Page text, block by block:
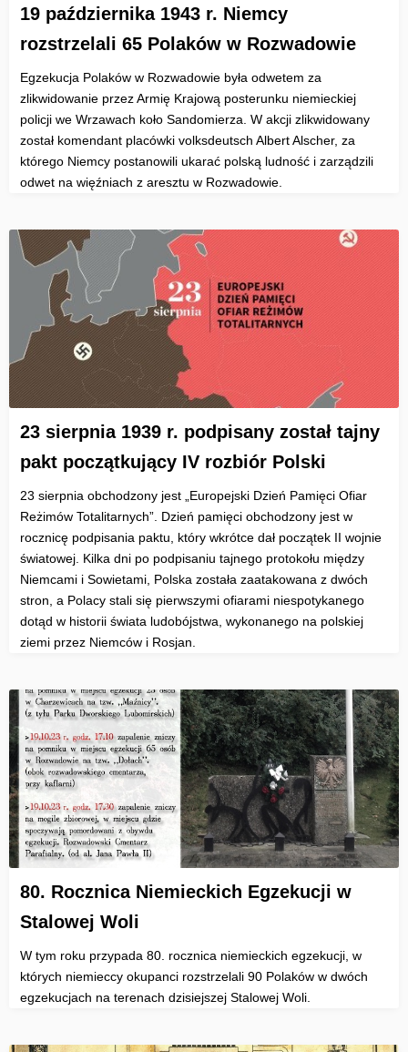
19 października 1943 r. Niemcy
rozstrzelali 65 Polaków w Rozwadowie
Egzekucja Polaków w Rozwadowie była odwetem za
zlikwidowanie przez Armię Krajową posterunku niemieckiej
policji we Wrzawach koło Sandomierza. W akcji zlikwidowany
został komendant placówki volksdeutsch Albert Alscher, za
którego Niemcy postanowili ukarać polską ludność i zarządzili
odwet na więźniach z aresztu w Rozwadowie.
23 sierpnia 1939 r. podpisany został tajny
pakt początkujący IV rozbiór Polski
23 sierpnia obchodzony jest „Europejski Dzień Pamięci Ofiar
Reżimów Totalitarnych”. Dzień pamięci obchodzony jest w
rocznicę podpisania paktu, który wkrótce dał początek II wojnie
światowej. Kilka dni po podpisaniu tajnego protokołu między
Niemcami i Sowietami, Polska została zaatakowana z dwóch
stron, a Polacy stali się pierwszymi ofiarami niespotykanego
dotąd w historii świata ludobójstwa, wykonanego na polskiej
ziemi przez Niemców i Rosjan.
80. Rocznica Niemieckich Egzekucji w
Stalowej Woli
W tym roku przypada 80. rocznica niemieckich egzekucji, w
których niemieccy okupanci rozstrzelali 90 Polaków w dwóch
egzekucjach na terenach dzisiejszej Stalowej Woli.